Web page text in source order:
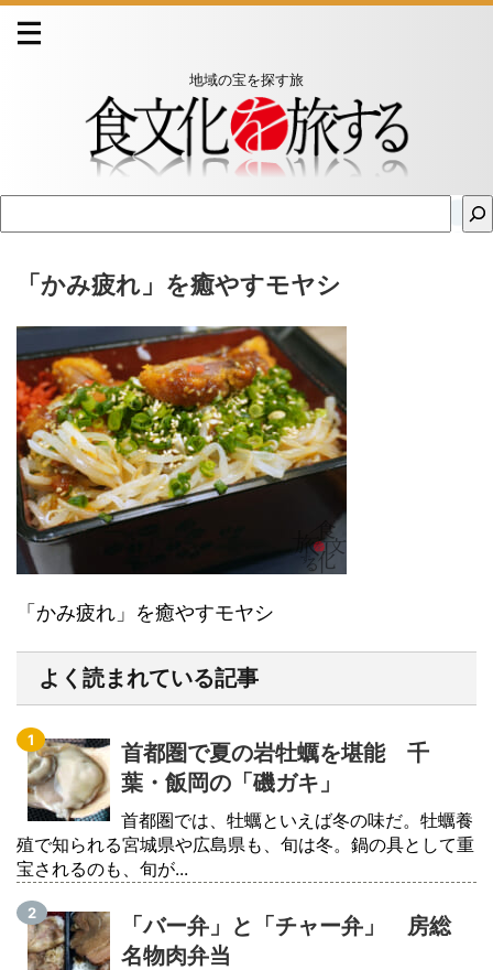
地域の宝を探す旅
「かみ疲れ」を癒やすモヤシ
「かみ疲れ」を癒やすモヤシ
よく読まれている記事
首都圏で夏の岩牡蠣を堪能 千
葉・飯岡の「磯ガキ」
首都圏では、牡蠣といえば冬の味だ。牡蠣養
殖で知られる宮城県や広島県も、旬は冬。鍋の具として重
宝されるのも、旬が...
「バー弁」と「チャー弁」 房総
名物肉弁当